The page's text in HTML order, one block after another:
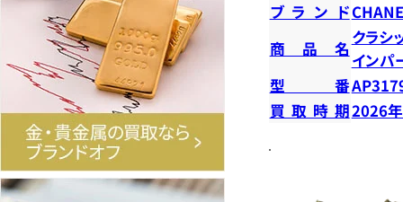
ブランド
商品名
クラシ
インパ
型番
買取時期2026